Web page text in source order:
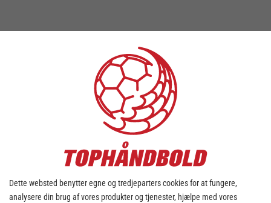
Dette websted benytter egne og tredjeparters cookies for at fungere,
analysere din brug af vores produkter og tjenester, hjælpe med vores